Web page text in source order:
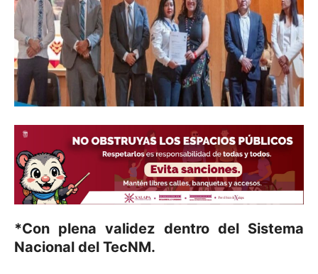
*Con plena validez dentro del Sistema
Nacional del TecNM.